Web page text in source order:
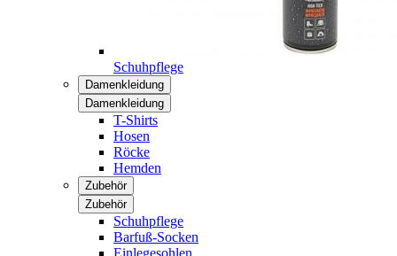
Schuhpflege
Damenkleidung
Damenkleidung
T-Shirts
Hosen
Röcke
Hemden
Zubehör
Zubehör
Schuhpflege
Barfuß-Socken
Einlegesohlen